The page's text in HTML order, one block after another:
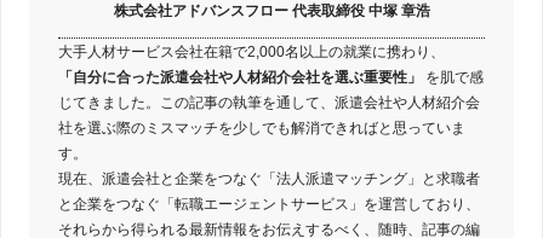
株式会社アドバンスフロー 代表取締役 中塚 章浩
大手人材サービス会社在籍で2,000名以上の就業に携わり、
「自分に合った派遣会社や人材紹介会社を選ぶ重要性」
を肌で感
じてきました。この記事の執筆を通して、派遣会社や人材紹介会
社を選ぶ際のミスマッチを少しでも解消できればと思っていま
す。
現在、派遣会社と企業をつなぐ「法人派遣マッチング」と求職者
と企業をつなぐ「転職エージェントサービス」を運営しており、
それらから得られる最新情報をお伝えするべく、随時、記事の編